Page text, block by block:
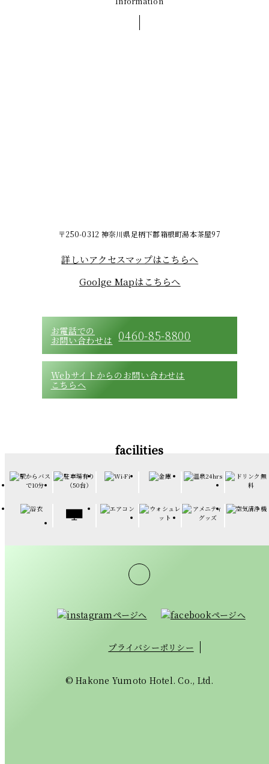
〒250-0312 神奈川県足柄下郡箱根町湯本茶屋97
詳しいアクセスマップはこちらへ
Goolge Mapはこちらへ
お電話での
お問い合わせは 0460-85-8800
Webサイトからのお問い合わせは
こちらへ
facilities
プライバシーポリシー
© Hakone Yumoto Hotel. Co., Ltd.